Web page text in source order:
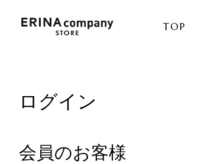
TOP
ログイン
会員のお客様